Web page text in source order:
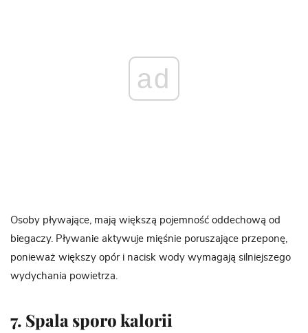
ad
Osoby pływające, mają większą pojemność oddechową od
biegaczy. Pływanie aktywuje mięśnie poruszające przeponę,
ponieważ większy opór i nacisk wody wymagają silniejszego
wydychania powietrza.
7. Spala sporo kalorii